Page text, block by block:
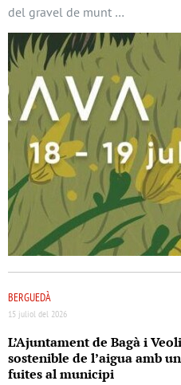
del gravel de munt …
BERGUEDÀ
15 juliol del 2026
L’Ajuntament de Bagà i
sostenible de l’aigua amb
fuites al municipi